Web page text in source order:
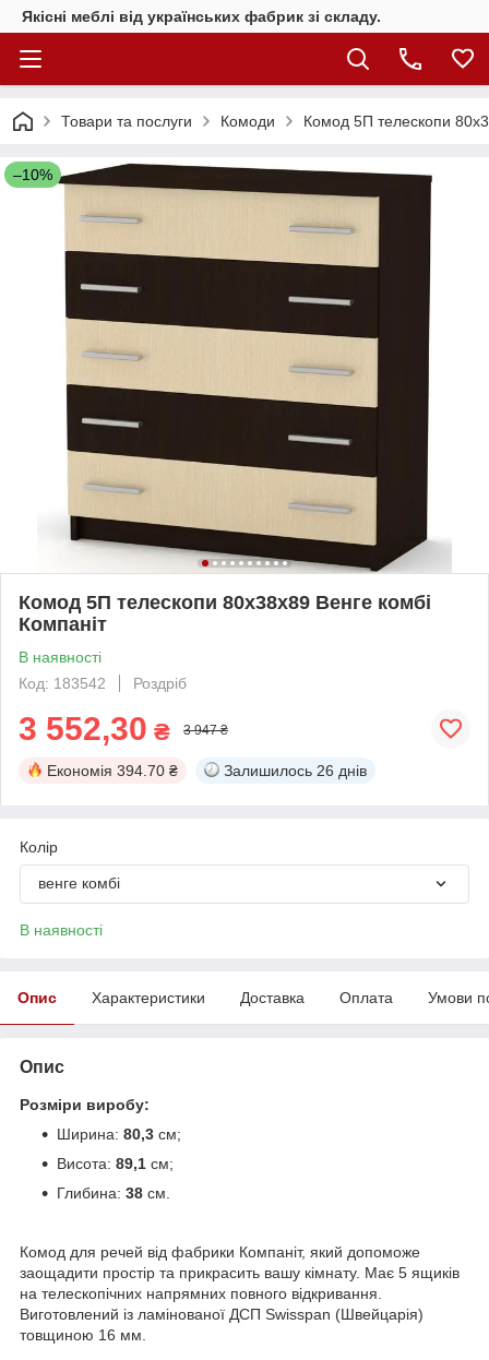
Якісні меблі від українських фабрик зі складу.
Товари та послуги Комоди Комод 5П телескопи
–10%
Комод 5П телескопи 80х38х89 Венге комбі
Компаніт
В наявності
Код: 183542
Роздріб
3 552,30 ₴ 3 947 ₴
Економія 394.70 ₴ Залишилось 26 днів
Колір
венге комбі
В наявності
Опис Характеристики Доставка Оплата Умови
Опис
Розміри виробу:
Ширина: 80,3 см;
Висота: 89,1 см;
Глибина: 38 см.
Комод для речей від фабрики Компаніт, який допоможе
заощадити простір та прикрасить вашу кімнату. Має 5 ящиків
на телескопічних напрямних повного відкривання.
Виготовлений із ламінованої ДСП Swisspan (Швейцарія)
товщиною 16 мм.